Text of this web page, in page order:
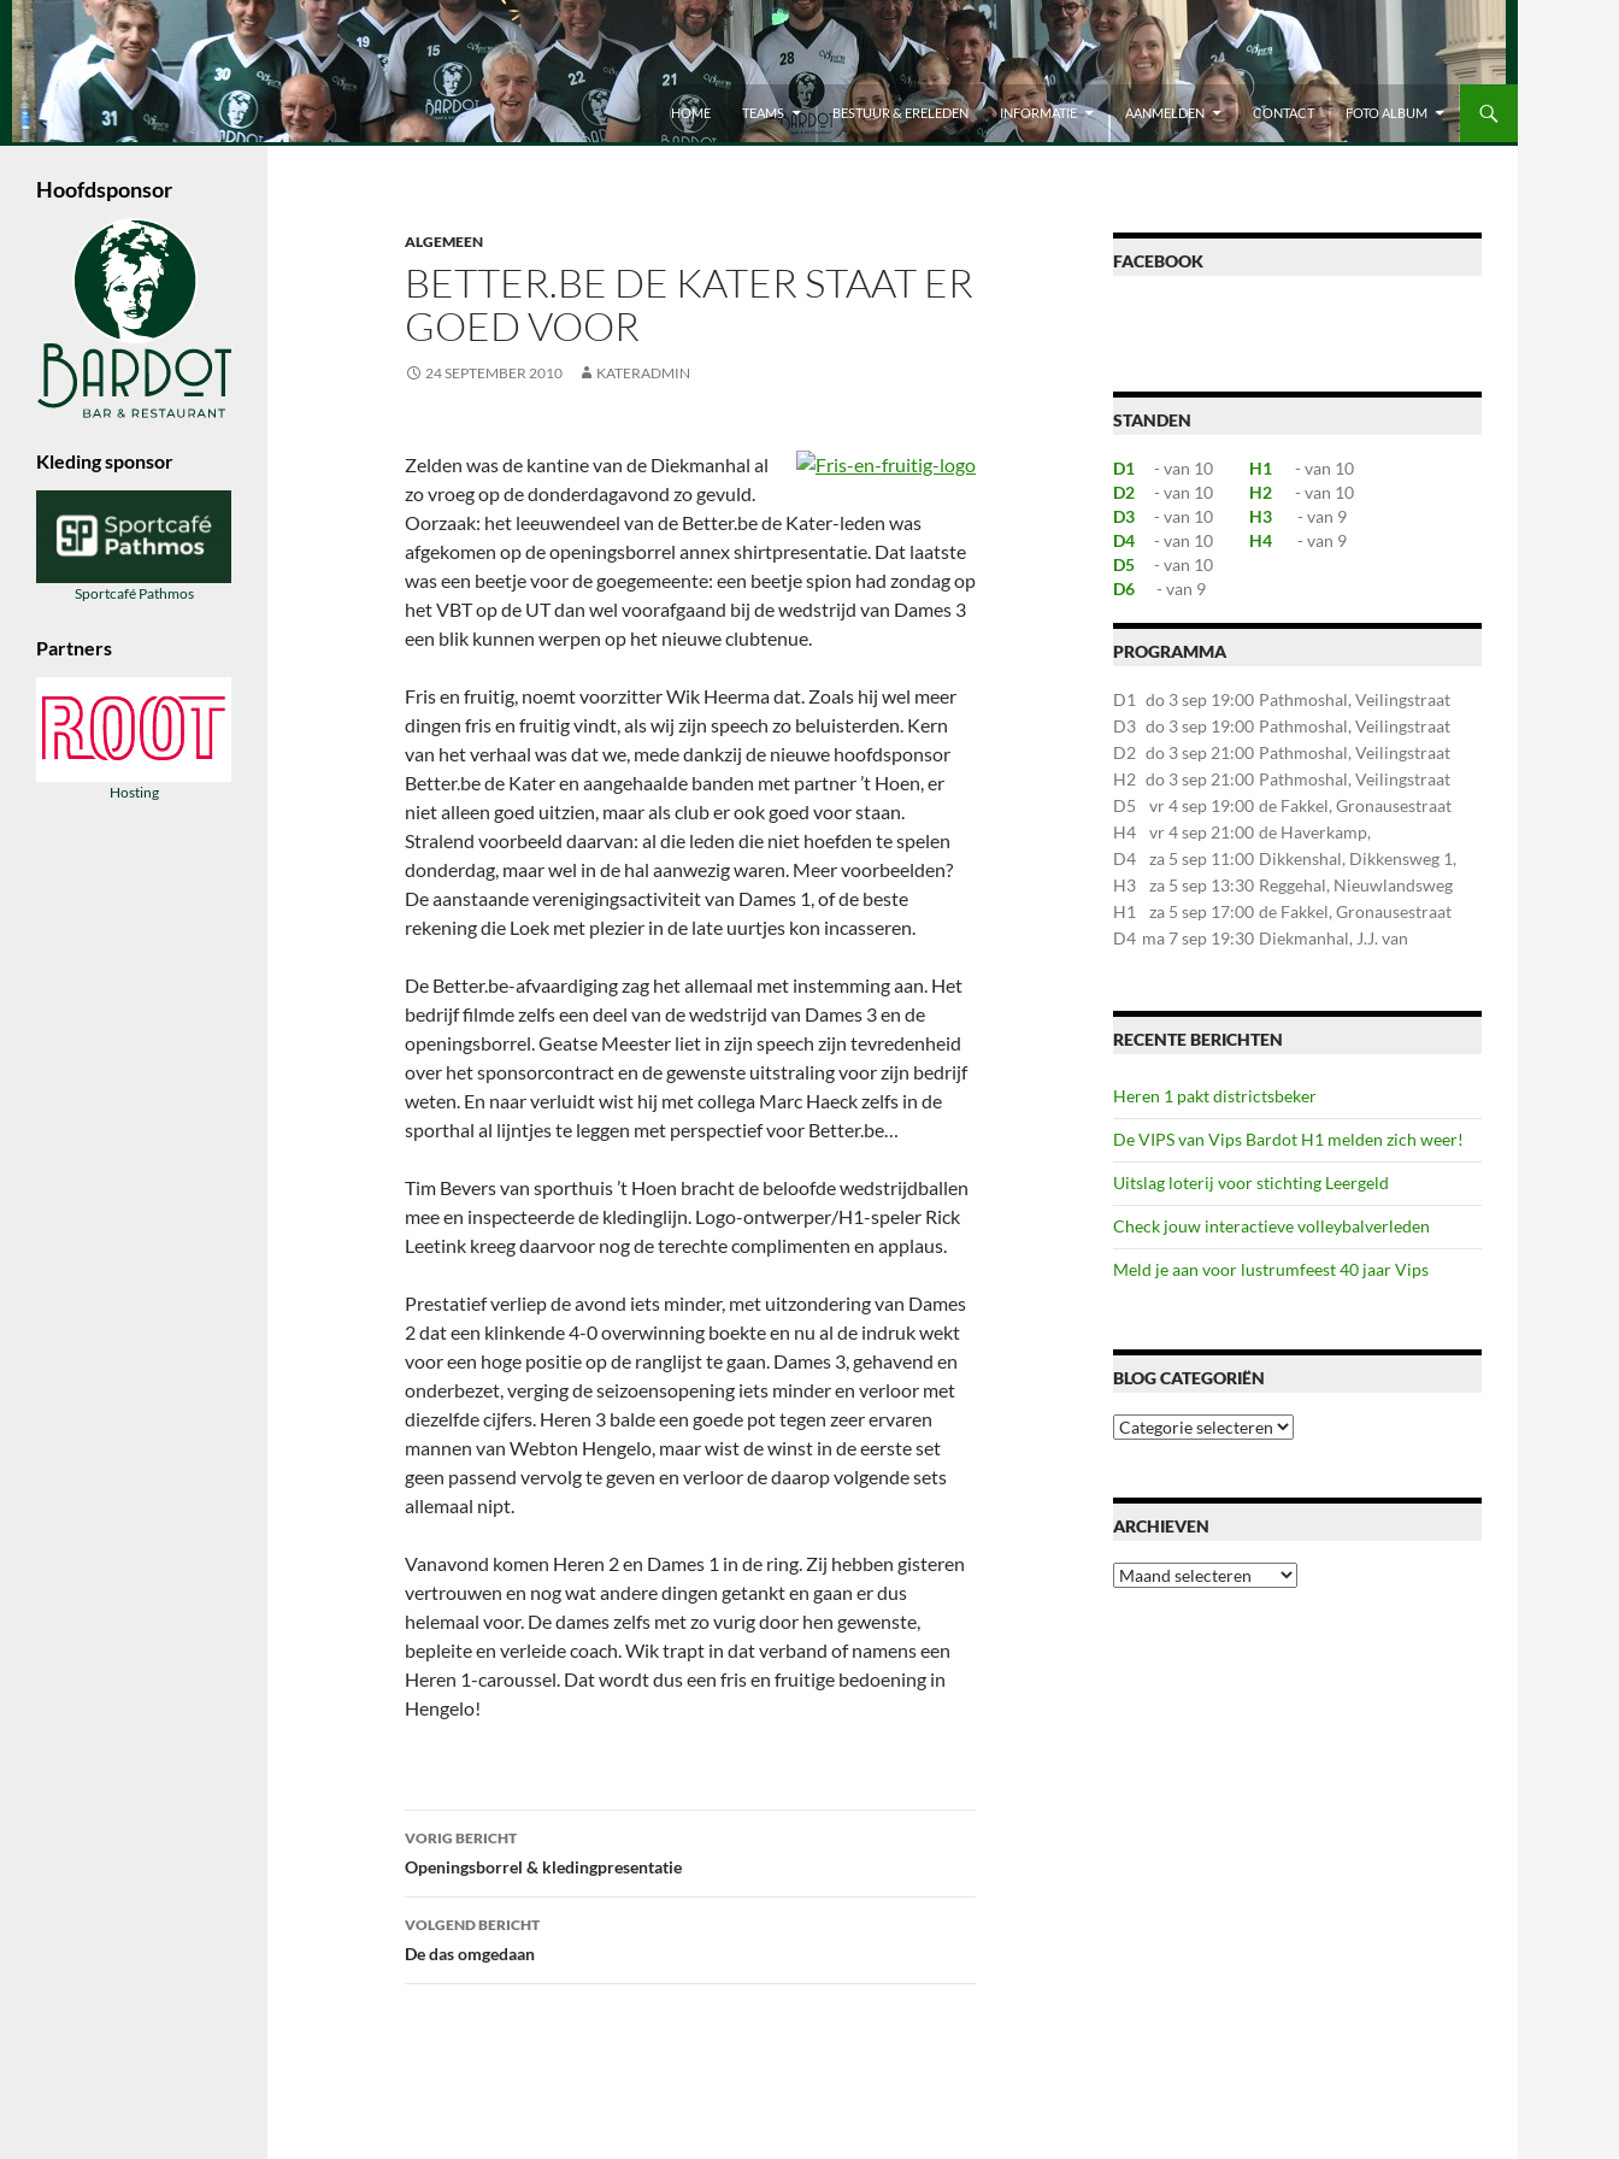
Ga
naar
de
inhoud
Volleybalvereniging Vips Bardot
Zoeken
HOME TEAMS BESTUUR & ERELEDEN INFORMATIE AANMELDEN CONTACT FOTO ALBUM
ALGEMEEN
BETTER.BE DE KATER STAAT ER
GOED VOOR
24 SEPTEMBER 2010 KATERADMIN
Zelden was de kantine van de Diekmanhal al
zo vroeg op de donderdagavond zo gevuld.
Oorzaak: het leeuwendeel van de Better.be de Kater-leden was
afgekomen op de openingsborrel annex shirtpresentatie. Dat laatste
was een beetje voor de goegemeente: een beetje spion had zondag op
het VBT op de UT dan wel voorafgaand bij de wedstrijd van Dames 3
een blik kunnen werpen op het nieuwe clubtenue.
Fris en fruitig, noemt voorzitter Wik Heerma dat. Zoals hij wel meer
dingen fris en fruitig vindt, als wij zijn speech zo beluisterden. Kern
van het verhaal was dat we, mede dankzij de nieuwe hoofdsponsor
Better.be de Kater en aangehaalde banden met partner ’t Hoen, er
niet alleen goed uitzien, maar als club er ook goed voor staan.
Stralend voorbeeld daarvan: al die leden die niet hoefden te spelen
donderdag, maar wel in de hal aanwezig waren. Meer voorbeelden?
De aanstaande verenigingsactiviteit van Dames 1, of de beste
rekening die Loek met plezier in de late uurtjes kon incasseren.
De Better.be-afvaardiging zag het allemaal met instemming aan. Het
bedrijf filmde zelfs een deel van de wedstrijd van Dames 3 en de
openingsborrel. Geatse Meester liet in zijn speech zijn tevredenheid
over het sponsorcontract en de gewenste uitstraling voor zijn bedrijf
weten. En naar verluidt wist hij met collega Marc Haeck zelfs in de
sporthal al lijntjes te leggen met perspectief voor Better.be…
Tim Bevers van sporthuis ’t Hoen bracht de beloofde wedstrijdballen
mee en inspecteerde de kledinglijn. Logo-ontwerper/H1-speler Rick
Leetink kreeg daarvoor nog de terechte complimenten en applaus.
Prestatief verliep de avond iets minder, met uitzondering van Dames
2 dat een klinkende 4-0 overwinning boekte en nu al de indruk wekt
voor een hoge positie op de ranglijst te gaan. Dames 3, gehavend en
onderbezet, verging de seizoensopening iets minder en verloor met
diezelfde cijfers. Heren 3 balde een goede pot tegen zeer ervaren
mannen van Webton Hengelo, maar wist de winst in de eerste set
geen passend vervolg te geven en verloor de daarop volgende sets
allemaal nipt.
Vanavond komen Heren 2 en Dames 1 in de ring. Zij hebben gisteren
vertrouwen en nog wat andere dingen getankt en gaan er dus
helemaal voor. De dames zelfs met zo vurig door hen gewenste,
bepleite en verleide coach. Wik trapt in dat verband of namens een
Heren 1-caroussel. Dat wordt dus een fris en fruitige bedoening in
Hengelo!
Bericht
navigatie
VORIG BERICHT
Openingsborrel & kledingpresentatie
VOLGEND BERICHT
De das omgedaan
FACEBOOK
STANDEN
D1 - van 10 H1
- van 10
D2
- van 10 H2
- van 10
D3
- van 10 H3
- van 9
D4
- van 10 H4
- van 9
D5
- van 10
D6
- van 9
PROGRAMMA
D1 do 3 sep 19:00 Pathmoshal, Veilingstraat
20, 7545LZ Enschede
D3 do 3 sep 19:00 Pathmoshal, Veilingstraat
20, 7545LZ Enschede
D2 do 3 sep 21:00 Pathmoshal, Veilingstraat
20, 7545LZ Enschede
H2 do 3 sep 21:00 Pathmoshal, Veilingstraat
20, 7545LZ Enschede
D5 vr 4 sep 19:00 de Fakkel, Gronausestraat
107, 7581CE Losser
H4 vr 4 sep 21:00 de Haverkamp,
Stationsstraat 30, 7475AM
Markelo
D4 za 5 sep 11:00 Dikkenshal, Dikkensweg 1,
7641CC Wierden
H3 za 5 sep 13:30 Reggehal, Nieuwlandsweg
1, 7461VP Rijssen
H1 za 5 sep 17:00 de Fakkel, Gronausestraat
107, 7581CE Losser
D4 ma 7 sep 19:30 Diekmanhal, J.J. van
RECENTE BERICHTEN
Heren 1 pakt districtsbeker
De VIPS van Vips Bardot H1 melden zich weer!
Uitslag loterij voor stichting Leergeld
Check jouw interactieve volleybalverleden
Meld je aan voor lustrumfeest 40 jaar Vips
BLOG CATEGORIËN
Blog
categoriën
ARCHIEVEN
Archieven
Enschede die met 6 dames- en 4
herenteams in de Nevobo competitie
Hoofdsponsor
Kleding sponsor
Sportcafé Pathmos
Partners
Hosting